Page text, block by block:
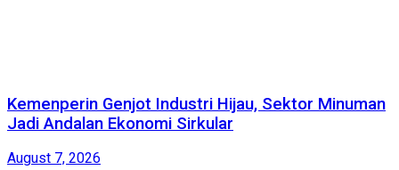
Kemenperin Genjot Industri Hijau, Sektor Minuman
Jadi Andalan Ekonomi Sirkular
August 7, 2026